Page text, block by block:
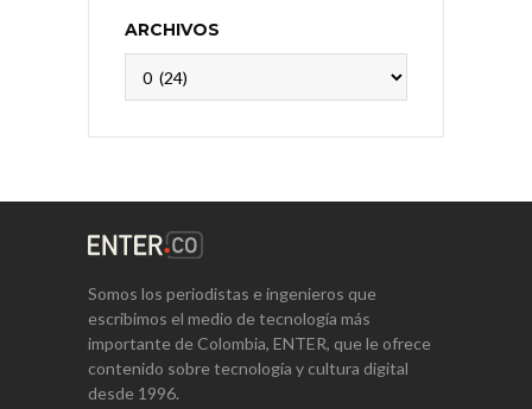
ARCHIVOS
Somos los periodistas e ingenieros que
escribimos el medio de tecnología más
importante de Colombia, ENTER, que le ofrece
contenido sobre tecnología y cultura digital
desde 1996.